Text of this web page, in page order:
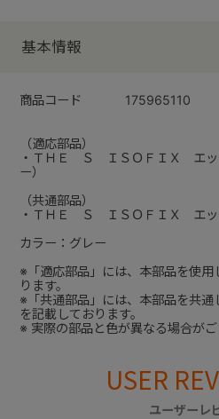
基本情報
商品コード 175965110
（適応部品）
・ＴＨＥ Ｓ ＩＳＯＦＩＸ エッ
ー）
（共通部品）
・ＴＨＥ Ｓ ＩＳＯＦＩＸ エッ
カラー：グレー
※「適応部品」には、本部品を使
ります。
※「共通部品」には、本部品を共
を記載しております。
※ 実際の部品と色が異なる場合がご
USER
ユーザーレ